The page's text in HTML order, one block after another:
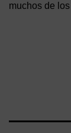
muchos de